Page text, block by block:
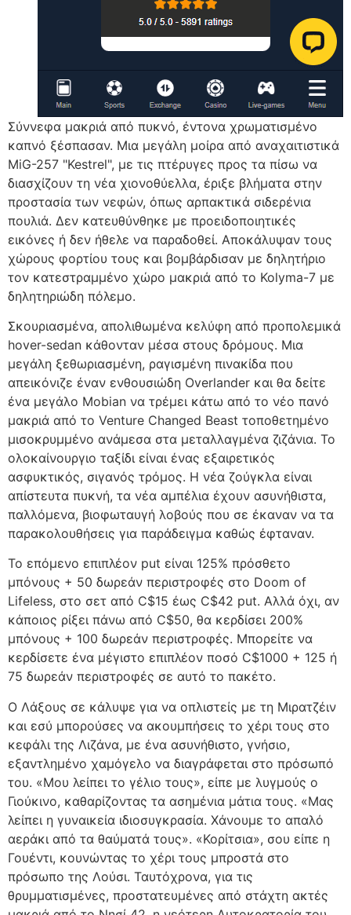
Σύννεφα μακριά από πυκνό, έντονα χρωματισμένο
καπνό ξέσπασαν. Μια μεγάλη μοίρα από αναχαιτιστικά
MiG-257 "Kestrel", με τις πτέρυγες προς τα πίσω να
διασχίζουν τη νέα χιονοθύελλα, έριξε βλήματα στην
προστασία των νεφών, όπως αρπακτικά σιδερένια
πουλιά. Δεν κατευθύνθηκε με προειδοποιητικές
εικόνες ή δεν ήθελε να παραδοθεί. Αποκάλυψαν τους
χώρους φορτίου τους και βομβάρδισαν με δηλητήριο
τον κατεστραμμένο χώρο μακριά από το Kolyma-7 με
δηλητηριώδη πόλεμο.
Σκουριασμένα, απολιθωμένα κελύφη από προπολεμικά
hover-sedan κάθονταν μέσα στους δρόμους. Μια
μεγάλη ξεθωριασμένη, ραγισμένη πινακίδα που
απεικόνιζε έναν ενθουσιώδη Overlander και θα δείτε
ένα μεγάλο Mobian να τρέμει κάτω από το νέο πανό
μακριά από το Venture Changed Beast τοποθετημένο
μισοκρυμμένο ανάμεσα στα μεταλλαγμένα ζιζάνια. Το
ολοκαίνουργιο ταξίδι είναι ένας εξαιρετικός
ασφυκτικός, σιγανός τρόμος. Η νέα ζούγκλα είναι
απίστευτα πυκνή, τα νέα αμπέλια έχουν ασυνήθιστα,
παλλόμενα, βιοφωταυγή λοβούς που σε έκαναν να τα
παρακολουθήσεις για παράδειγμα καθώς έφταναν.
Το επόμενο επιπλέον put είναι 125% πρόσθετο
μπόνους + 50 δωρεάν περιστροφές στο Doom of
Lifeless, στο σετ από C$15 έως C$42 put. Αλλά όχι, αν
κάποιος ρίξει πάνω από C$50, θα κερδίσει 200%
μπόνους + 100 δωρεάν περιστροφές. Μπορείτε να
κερδίσετε ένα μέγιστο επιπλέον ποσό C$1000 + 125 ή
75 δωρεάν περιστροφές σε αυτό το πακέτο.
Ο Λάξους σε κάλυψε για να οπλιστείς με τη Μιρατζέιν
και εσύ μπορούσες να ακουμπήσεις το χέρι τους στο
κεφάλι της Λιζάνα, με ένα ασυνήθιστο, γνήσιο,
εξαντλημένο χαμόγελο να διαγράφεται στο πρόσωπό
του. «Μου λείπει το γέλιο τους», είπε με λυγμούς ο
Γιούκινο, καθαρίζοντας τα ασημένια μάτια τους. «Μας
λείπει η γυναικεία ιδιοσυγκρασία. Χάνουμε το απαλό
αεράκι από τα θαύματά τους». «Κορίτσια», σου είπε η
Γουέντι, κουνώντας το χέρι τους μπροστά στο
πρόσωπο της Λούσι. Ταυτόχρονα, για τις
θρυμματισμένες, προστατευμένες από στάχτη ακτές